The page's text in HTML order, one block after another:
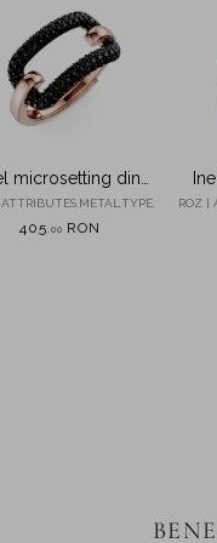
microsetting din
roz cu zirconii
405 ,00 RON
ROZ |